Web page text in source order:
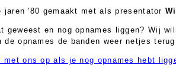
jaren '80 gemaakt met als presentator
geweest en nog opnames liggen? Wij
de opnames de banden weer netjes
met ons op als je nog opnames hebt